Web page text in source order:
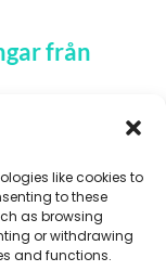
like cookies to
to these
as browsing
or withdrawing
and functions.
från